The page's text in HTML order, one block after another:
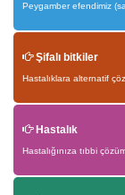
Peygamber efendimiz
Şifalı bitkiler
Hastalıklara alternatif
Hastalık
Hastalığınıza tıbbi